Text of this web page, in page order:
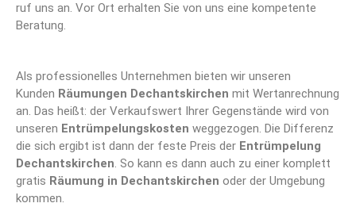
ruf uns an. Vor Ort erhalten Sie von uns eine kompetente
Beratung.
Als professionelles Unternehmen bieten wir unseren
Kunden Räumungen Dechantskirchen mit Wertanrechnung
an. Das heißt: der Verkaufswert Ihrer Gegenstände wird von
unseren Entrümpelungskosten weggezogen. Die Differenz
die sich ergibt ist dann der feste Preis der Entrümpelung
Dechantskirchen. So kann es dann auch zu einer komplett
gratis Räumung in Dechantskirchen oder der Umgebung
kommen.